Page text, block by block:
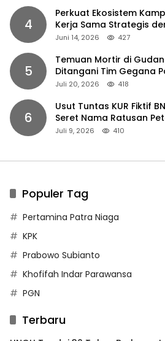
4
Perkuat Ekosistem
Kerja Sama Strategis
Juni 14, 2026 427
5
Temuan Mortir di
Ditangani Tim Gegana
Juli 20, 2026 418
6
Usut Tuntas KUR Fiktif
Seret Nama Ratusan
Juli 9, 2026 410
Populer Tag
Pertamina Patra Niaga
KPK
Prabowo Subianto
Khofifah Indar Parawansa
PGN
Terbaru